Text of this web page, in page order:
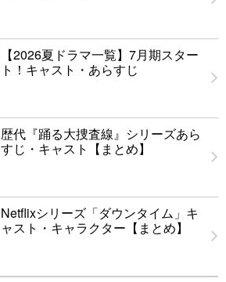
【2026夏ドラマ一覧】7月期スター
ト！キャスト・あらすじ
歴代『踊る大捜査線』シリーズあら
すじ・キャスト【まとめ】
Netflixシリーズ「ダウンタイム」キ
ャスト・キャラクター【まとめ】